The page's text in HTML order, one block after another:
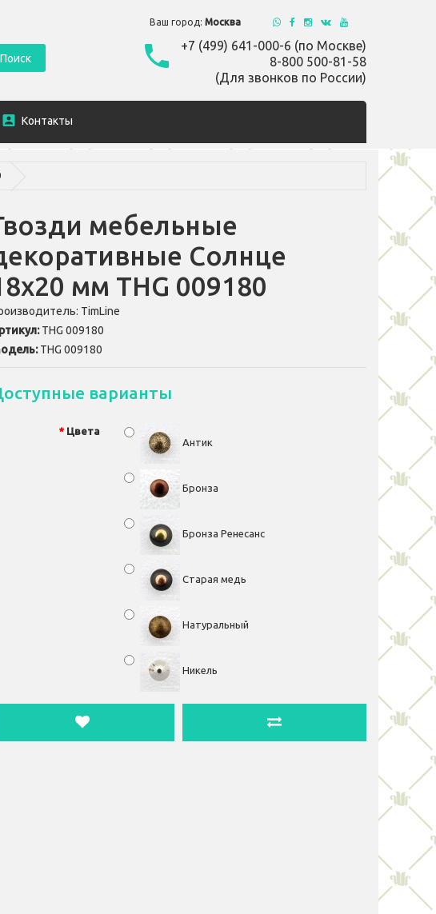
Ваш город: Москва
Поиск
+7 (499) 641-000-6 (по Москве)
8-800 500-81-58
(Для звонков по России)
Контакты
мебельные
Солнце
мм THG 009180
TimLine
THG 009180
THG 009180
варианты
Цвета
Антик
Бронза
Бронза Ренесанс
Старая медь
Натуральный
Никель